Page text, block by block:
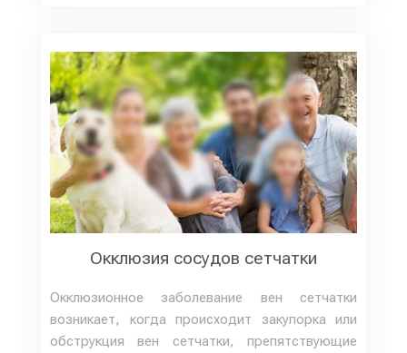
Окклюзия сосудов сетчатки
Окклюзионное заболевание вен сетчатки
возникает, когда происходит закупорка или
обструкция вен сетчатки, препятствующие